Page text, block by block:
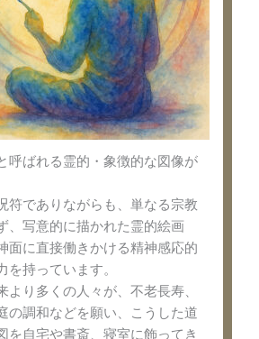
呼ばれる霊的・象徴的な図像が
符でありながらも、単なる宗教
、写意的に描かれた霊的絵画
面に直接働きかける精神感応的
を持っています。
り多くの人々が、不老長寿、
の調和などを願い、こうした道
を自宅や書斎、寝室に飾ってき